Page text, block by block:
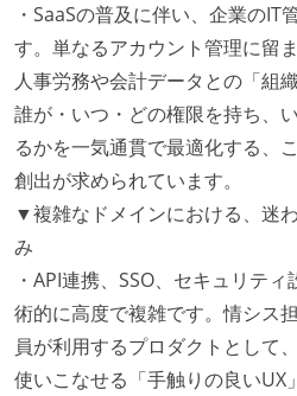
・SaaSの普及に伴い、企業のIT
す。単なるアカウント管理に留
人事労務や会計データとの「組
誰が・いつ・どの権限を持ち、
るかを一気通貫で最適化する、
創出が求められています。
▼複雑なドメインにおける、迷
み
・API連携、SSO、セキュリテ
術的に高度で複雑です。情シス
員が利用するプロダクトとして
使いこなせる「手触りの良いUX